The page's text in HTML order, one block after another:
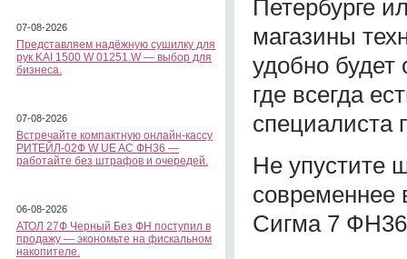
07-08-2026
Представляем надёжную сушилку для
рук KAI 1500 W 01251.W — выбор для
бизнеса.
07-08-2026
Встречайте компактную онлайн-кассу
РИТЕЙЛ-02Ф W UE AC ФН36 —
работайте без штрафов и очередей.
06-08-2026
АТОЛ 27Ф Черный Без ФН поступил в
продажу — экономьте на фискальном
накопителе.
Петербурге
магазины
удобно будет
где всегда
специалиста
Не упустите
современнее
Сигма 7